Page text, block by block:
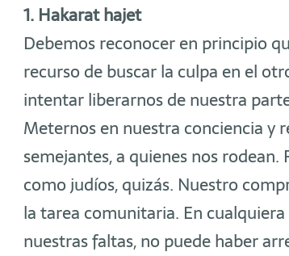
1. Hakarat hajet
Debemos reconocer en principio
recurso de buscar la culpa en el
intentar liberarnos de nuestra
Meternos en nuestra conciencia y
semejantes, a quienes nos
como judíos, quizás. Nuestro
la tarea comunitaria. En
nuestras faltas, no puede haber